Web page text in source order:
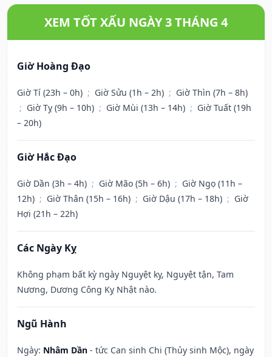
XEM TỐT XẤU NGÀY 3 THÁNG 4
Giờ Hoàng Đạo
Giờ Tí (23h – 0h) ; Giờ Sửu (1h – 2h) ; Giờ Thìn (7h – 8h)
; Giờ Tỵ (9h – 10h) ; Giờ Mùi (13h – 14h) ; Giờ Tuất (19h
– 20h)
Giờ Hắc Đạo
Giờ Dần (3h – 4h) ; Giờ Mão (5h – 6h) ; Giờ Ngọ (11h –
12h) ; Giờ Thân (15h – 16h) ; Giờ Dậu (17h – 18h) ; Giờ
Hợi (21h – 22h)
Các Ngày Kỵ
Không phạm bất kỳ ngày Nguyệt kỵ, Nguyệt tận, Tam
Nương, Dương Công Kỵ Nhật nào.
Ngũ Hành
Ngày: Nhâm Dần - tức Can sinh Chi (Thủy sinh Mộc), ngày